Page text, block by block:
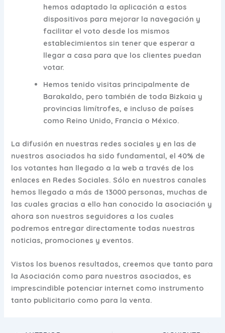
hemos adaptado la aplicación a estos
dispositivos para mejorar la navegación y
facilitar el voto desde los mismos
establecimientos sin tener que esperar a
llegar a casa para que los clientes puedan
votar.
Hemos tenido visitas principalmente de
Barakaldo, pero también de toda Bizkaia y
provincias limítrofes, e incluso de países
como Reino Unido, Francia o México.
La difusión en nuestras redes sociales y en las de
nuestros asociados ha sido fundamental, el 40% de
los votantes han llegado a la web a través de los
enlaces en Redes Sociales. Sólo en nuestros canales
hemos llegado a más de 13000 personas, muchas de
las cuales gracias a ello han conocido la asociación y
ahora son nuestros seguidores a los cuales
podremos entregar directamente todas nuestras
noticias, promociones y eventos.
Vistos los buenos resultados, creemos que tanto para
la Asociación como para nuestros asociados, es
imprescindible potenciar internet como instrumento
tanto publicitario como para la venta.